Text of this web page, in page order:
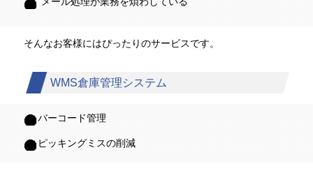
そんなお客様にはぴったりのサービスです。
WMS倉庫管理システム
バーコード管理
ピッキングミスの削減